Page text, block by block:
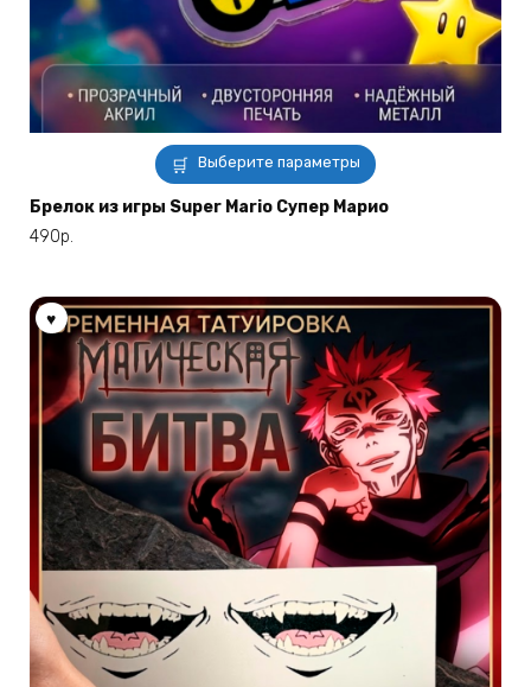
Выберите параметры
Этот
товар
имеет
можно
выбрать
на
странице
товара.
Брелок из игры Super Mario Супер Марио
490р.